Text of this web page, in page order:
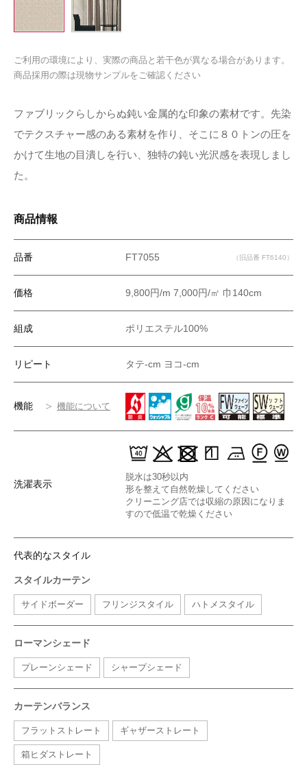
ご利用の環境により、実際の商品と若干色が異なる場合があります。
商品採用の際は現物サンプルをご確認ください
ファブリックらしからぬ鈍い金属的な印象の素材です。先染
でテクスチャー感のある素材を作り、そこに８０トンの圧を
かけて生地の目潰しを行い、独特の鈍い光沢感を表現しまし
た。
商品情報
品番 FT7055 （旧品番 FT6140）
価格 9,800円/m 7,000円/㎡ 巾140cm
組成 ポリエステル100%
リピート タテ-cm ヨコ-cm
機能 機能について
洗濯表示
脱水は30秒以内
形を整えて自然乾燥してください
クリーニング店では収縮の原因になりま
すので低温で乾燥ください
代表的なスタイル
スタイルカーテン
サイドボーダー フリンジスタイル ハトメスタイル
ローマンシェード
プレーンシェード シャープシェード
カーテンバランス
フラットストレート ギャザーストレート
箱ヒダストレート